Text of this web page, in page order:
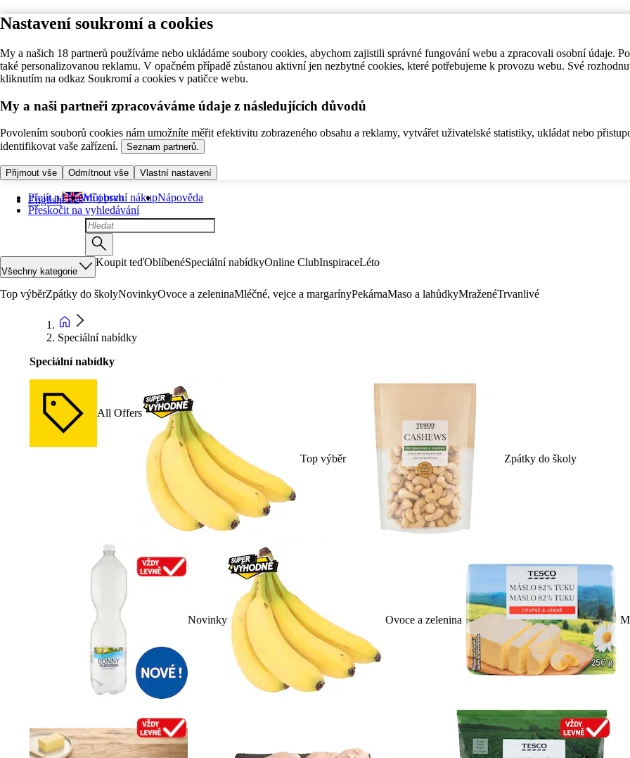
Nastavení soukromí a cookies
My a našich 18 partnerů používáme nebo ukládáme soubory cookies, abychom zajistili správné fungování webu a zpracovali osobní údaje.
také personalizovanou reklamu. V opačném případě zůstanou aktivní jen nezbytné cookies, které potřebujeme k provozu webu. Své
kliknutím na odkaz Soukromí a cookies v patičce webu.
My a naši partneři zpracováváme údaje z následujících důvodů
Povolením souborů cookies nám umožníte měřit efektivitu zobrazeného obsahu a reklamy, vytvářet uživatelské statistiky, ukládat nebo
identifikovat vaše zařízení.
Seznam partnerů.
Přijmout vše Odmítnout vše Vlastní nastavení
Přejít na hlavní obsah
Přeskočit na vyhledávání
English Můj první nákupNápověda
Všechny kategorie
Koupit teďOblíbenéSpeciální nabídkyOnline ClubInspiraceLéto
Top výběrZpátky do školyNovinkyOvoce a zeleninaMléčné, vejce a margarínyPekárnaMaso a lahůdkyMraženéTrvanlivé
Speciální nabídky
Speciální nabídky
All Offers
Top výběr Zpátky do školy
Novinky Ovoce a zelenina